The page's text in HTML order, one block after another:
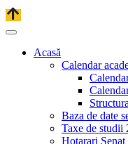
Acasă
Calendar
Baza de date
Taxe de studii
Hotarari